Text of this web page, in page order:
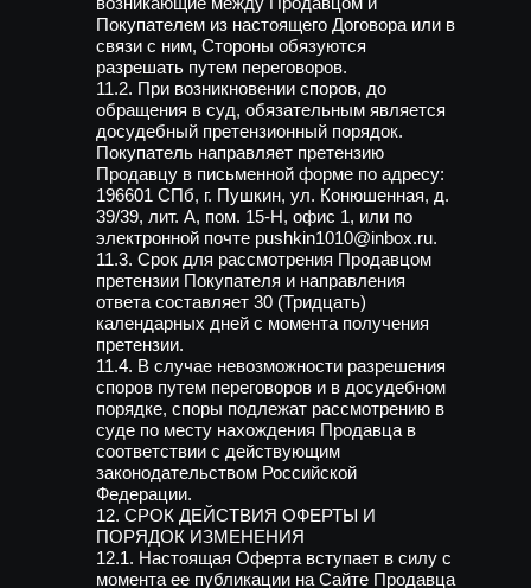
Покупателем из настоящего Договора или в
связи с ним, Стороны обязуются
разрешать путем переговоров.
11.2. При возникновении споров, до
обращения в суд, обязательным является
досудебный претензионный порядок.
Покупатель направляет претензию
Продавцу в письменной форме по адресу:
196601 СПб, г. Пушкин, ул. Конюшенная, д.
39/39, лит. А, пом. 15-Н, офис 1, или по
электронной почте pushkin1010@inbox.ru.
11.3. Срок для рассмотрения Продавцом
претензии Покупателя и направления
ответа составляет 30 (Тридцать)
календарных дней с момента получения
претензии.
11.4. В случае невозможности разрешения
споров путем переговоров и в досудебном
порядке, споры подлежат рассмотрению в
суде по месту нахождения Продавца в
соответствии с действующим
законодательством Российской
Федерации.
12. СРОК ДЕЙСТВИЯ ОФЕРТЫ И
ПОРЯДОК ИЗМЕНЕНИЯ
12.1. Настоящая Оферта вступает в силу с
момента ее публикации на Сайте Продавца